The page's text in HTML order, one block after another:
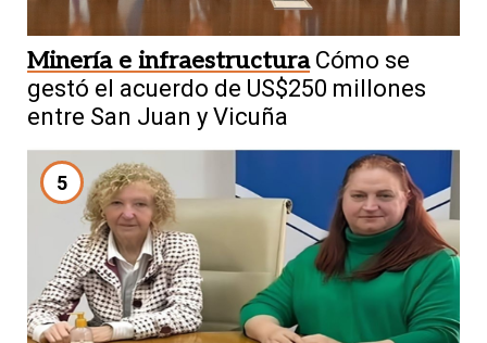
Minería e infraestructura Cómo se
gestó el acuerdo de US$250 millones
entre San Juan y Vicuña
5